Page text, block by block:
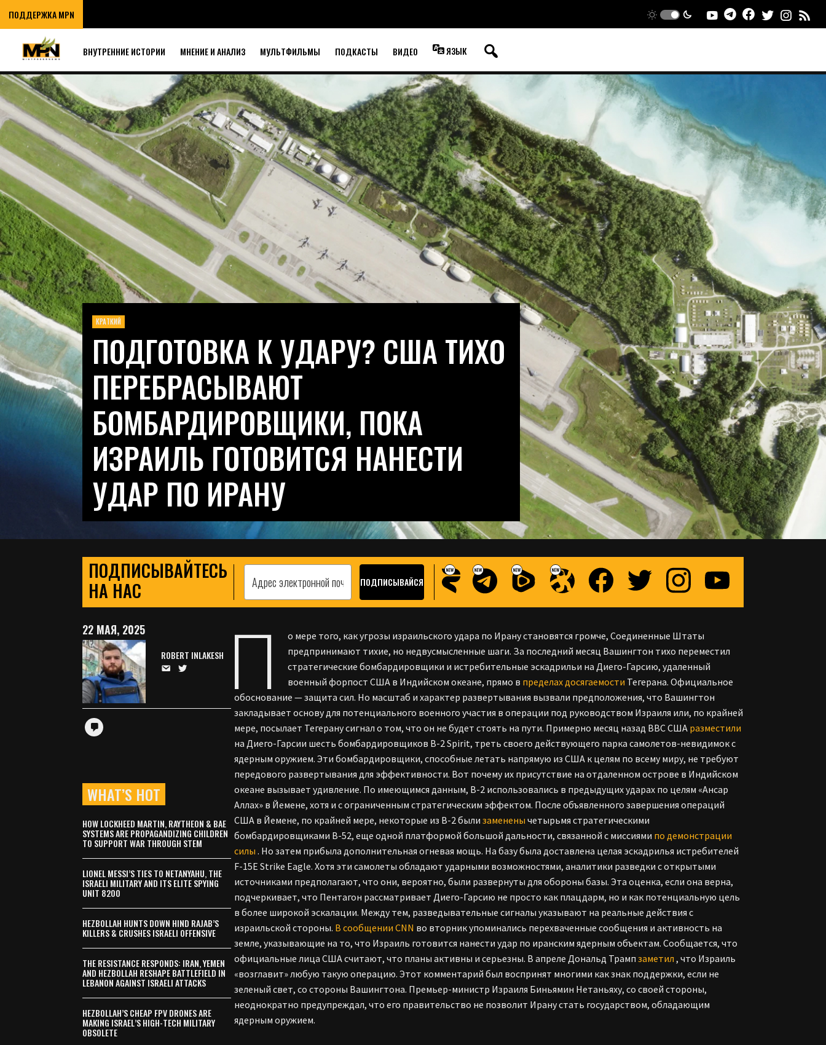
ПОДДЕРЖКА MPN
ВНУТРЕННИЕ ИСТОРИИ МНЕНИЕ И АНАЛИЗ МУЛЬТФИЛЬМЫ ПОДКАСТЫ ВИДЕО ЯЗЫК
КРАТКИЙ
ПОДГОТОВКА К УДАРУ? США ТИХО
ПЕРЕБРАСЫВАЮТ
БОМБАРДИРОВЩИКИ, ПОКА
ИЗРАИЛЬ ГОТОВИТСЯ НАНЕСТИ
УДАР ПО ИРАНУ
ПОДПИСЫВАЙТЕСЬ
НА НАС
П
о мере того, как угрозы израильского удара по Ирану становятся громче, Соединенные Штаты
предпринимают тихие, но недвусмысленные шаги. За последний месяц Вашингтон тихо переместил
стратегические бомбардировщики и истребительные эскадрильи на Диего-Гарсию, удаленный
военный форпост США в Индийском океане, прямо в пределах досягаемости Тегерана. Официальное
обоснование — защита сил. Но масштаб и характер развертывания вызвали предположения, что Вашингтон
закладывает основу для потенциального военного участия в операции под руководством Израиля или, по крайней
мере, посылает Тегерану сигнал о том, что он не будет стоять на пути. Примерно месяц назад ВВС США разместили
на Диего-Гарсии шесть бомбардировщиков B-2 Spirit, треть своего действующего парка самолетов-невидимок с
ядерным оружием. Эти бомбардировщики, способные летать напрямую из США к целям по всему миру, не требуют
передового развертывания для эффективности. Вот почему их присутствие на отдаленном острове в Индийском
океане вызывает удивление. По имеющимся данным, B-2 использовались в предыдущих ударах по целям «Ансар
Аллах» в Йемене, хотя и с ограниченным стратегическим эффектом. После объявленного завершения операций
США в Йемене, по крайней мере, некоторые из B-2 былизаменены четырьмя стратегическими
бомбардировщиками B-52, еще одной платформой большой дальности, связанной с миссиями по демонстрации
силы . Но затем прибыла дополнительная огневая мощь. На базу была доставлена целая эскадрилья истребителей
F-15E Strike Eagle. Хотя эти самолеты обладают ударными возможностями, аналитики разведки с открытыми
источниками предполагают, что они, вероятно, были развернуты для обороны базы. Эта оценка, если она верна,
подчеркивает, что Пентагон рассматривает Диего-Гарсию не просто как плацдарм, но и как потенциальную цель
в более широкой эскалации. Между тем, разведывательные сигналы указывают на реальные действия с
израильской стороны. В сообщении CNN во вторник упоминались перехваченные сообщения и активность на
земле, указывающие на то, что Израиль готовится нанести удар по иранским ядерным объектам. Сообщается, что
официальные лица США считают, что планы активны и серьезны. В апреле Дональд Трампзаметил , что Израиль
«возглавит» любую такую операцию. Этот комментарий был воспринят многими как знак поддержки, если не
зеленый свет, со стороны Вашингтона. Премьер-министр Израиля Биньямин Нетаньяху, со своей стороны,
неоднократно предупреждал, что его правительство не позволит Ирану стать государством, обладающим
ядерным оружием.
22 МАЯ, 2025
ROBERT INLAKESH
WHAT’S HOT
HOW LOCKHEED MARTIN, RAYTHEON & BAE
SYSTEMS ARE PROPAGANDIZING CHILDREN
TO SUPPORT WAR THROUGH STEM
LIONEL MESSI’S TIES TO NETANYAHU, THE
ISRAELI MILITARY AND ITS ELITE SPYING
UNIT 8200
HEZBOLLAH HUNTS DOWN HIND RAJAB’S
KILLERS & CRUSHES ISRAELI OFFENSIVE
THE RESISTANCE RESPONDS: IRAN, YEMEN
AND HEZBOLLAH RESHAPE BATTLEFIELD IN
LEBANON AGAINST ISRAELI ATTACKS
HEZBOLLAH’S CHEAP FPV DRONES ARE
MAKING ISRAEL’S HIGH-TECH MILITARY
OBSOLETE